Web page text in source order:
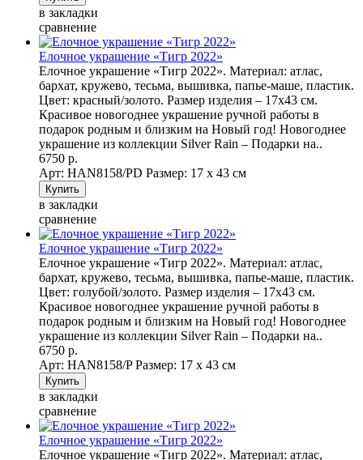
в закладки
сравнение
Елочное украшение «Тигр 2022»
Елочное украшение «Тигр 2022». Материал: атлас,
бархат, кружево, тесьма, вышивка, папье-маше, пластик.
Цвет: красный/золото. Размер изделия – 17х43 см.
Красивое новогоднее украшение ручной работы в
подарок родным и близким на Новый год! Новогоднее
украшение из коллекции Silver Rain – Подарки на..
6750 р.
Арт: НAN8158/PD Размер: 17 х 43 см
в закладки
сравнение
Елочное украшение «Тигр 2022»
Елочное украшение «Тигр 2022». Материал: атлас,
бархат, кружево, тесьма, вышивка, папье-маше, пластик.
Цвет: голубой/золото. Размер изделия – 17х43 см.
Красивое новогоднее украшение ручной работы в
подарок родным и близким на Новый год! Новогоднее
украшение из коллекции Silver Rain – Подарки на..
6750 р.
Арт: НAN8158/P Размер: 17 х 43 см
в закладки
сравнение
Елочное украшение «Тигр 2022»
Елочное украшение «Тигр 2022». Материал: атлас,